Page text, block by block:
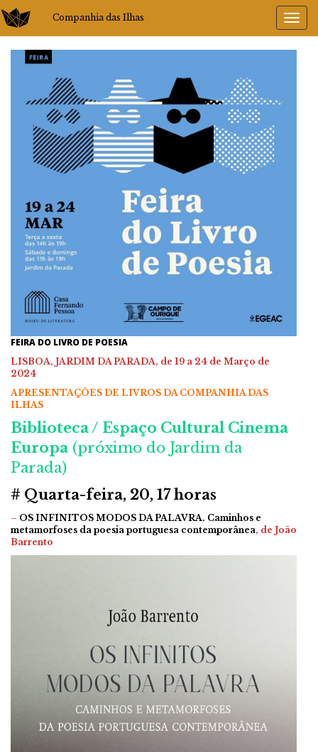
Companhia das Ilhas
FEIRA DO LIVRO DE POESIA
LISBOA, JARDIM DA PARADA, de 19 a 24 de Março de
2024
APRESENTAÇÕES DE LIVROS DA COMPANHIA DAS
ILHAS
Biblioteca / Espaço Cultural Cinema
Europa (próximo do Jardim da
Parada)
# Quarta-feira, 20, 17 horas
– OS INFINITOS MODOS DA PALAVRA. Caminhos e
metamorfoses da poesia portuguesa contemporânea, de João
Barrento